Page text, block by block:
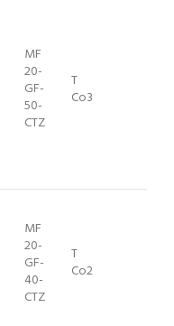
MF
20-
GF-
50-
CTZ
T
Co3
MF
20-
GF-
40-
CTZ
T
Co2